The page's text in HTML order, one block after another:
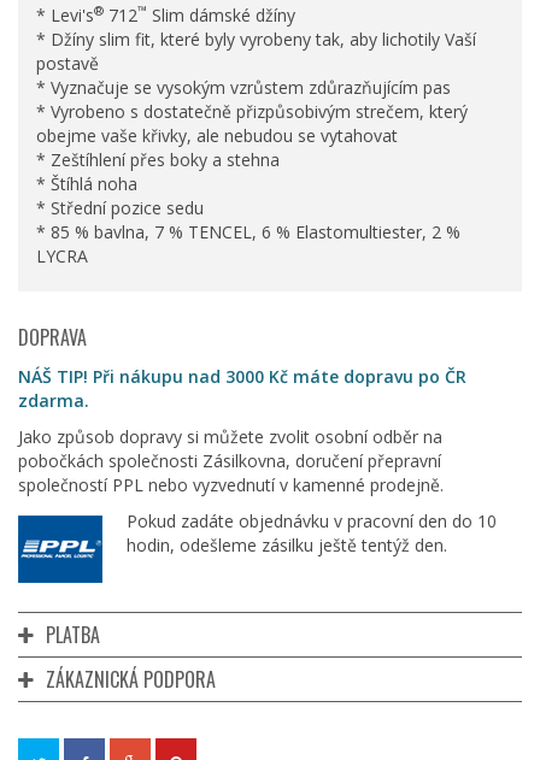
* Levi's® 712™ Slim dámské džíny
* Džíny slim fit, které byly vyrobeny tak, aby lichotily Vaší
postavě
* Vyznačuje se vysokým vzrůstem zdůrazňujícím pas
* Vyrobeno s dostatečně přizpůsobivým strečem, který
obejme vaše křivky, ale nebudou se vytahovat
* Zeštíhlení přes boky a stehna
* Štíhlá noha
* Střední pozice sedu
* 85 % bavlna, 7 % TENCEL, 6 % Elastomultiester, 2 %
LYCRA
DOPRAVA
NÁŠ TIP! Při nákupu nad 3000 Kč máte dopravu po ČR
zdarma.
Jako způsob dopravy si můžete zvolit osobní odběr na
pobočkách společnosti Zásilkovna, doručení přepravní
společností PPL nebo vyzvednutí v kamenné prodejně.
Pokud zadáte objednávku v pracovní den do 10
hodin, odešleme zásilku ještě tentýž den.
PLATBA
ZÁKAZNICKÁ PODPORA